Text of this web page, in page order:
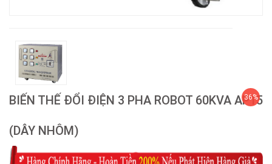
BIẾN THẾ ĐỔI ĐIỆN 3 PHA ROBOT 60KVA AP15
(DÂY NHÔM)
36%